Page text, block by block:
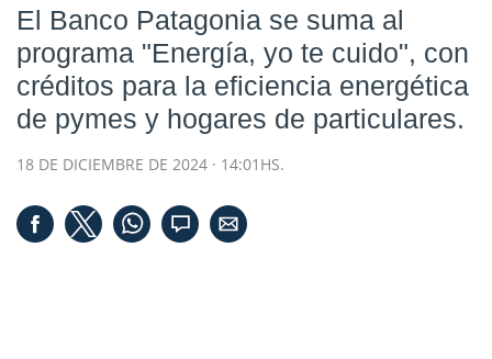
El Banco Patagonia se suma al
programa "Energía, yo te cuido", con
créditos para la eficiencia energética
de pymes y hogares de particulares.
18 DE DICIEMBRE DE 2024 · 14:01HS.